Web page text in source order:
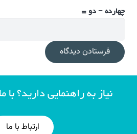
چهارده − دو =
فرستادن دیدگاه
نیاز به راهنمایی دارید؟ با
ارتباط با ما